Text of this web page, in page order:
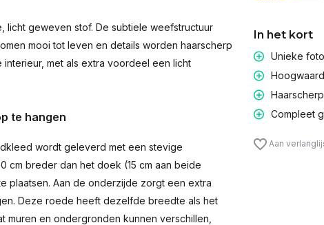
geweven stof. De subtiele weefstructuur
mooi tot leven en details worden haarscherp
met als extra voordeel een licht
te hangen
wordt geleverd met een stevige
cm breder dan het doek (15 cm aan beide
plaatsen. Aan de onderzijde zorgt een extra
Deze roede heeft dezelfde breedte als het
en ondergronden kunnen verschillen,
In het kort
Unieke
Compleet
Aan